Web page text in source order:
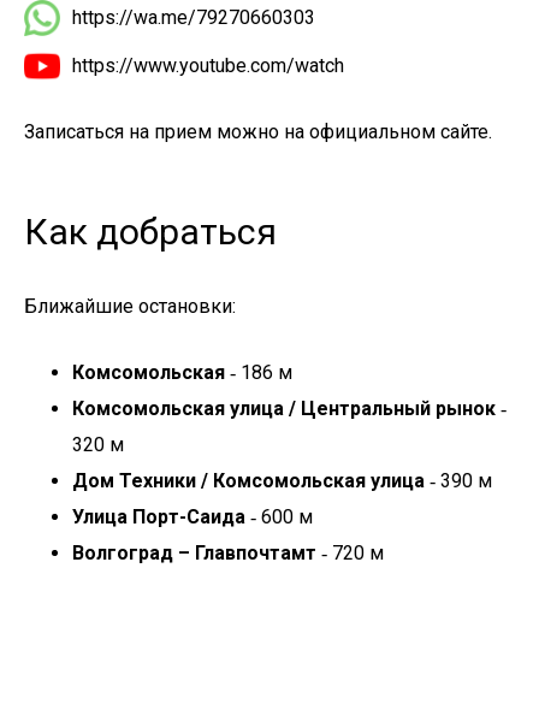
https://wa.me/79270660303
https://www.youtube.com/watch
Записаться на прием можно на официальном сайте.
Как добраться
Ближайшие остановки:
Комсомольская ‐ 186 м
Комсомольская улица / Центральный рынок ‐
320 м
Дом Техники / Комсомольская улица ‐ 390 м
Улица Порт-Саида ‐ 600 м
Волгоград – Главпочтамт ‐ 720 м